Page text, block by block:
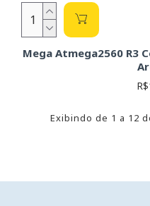
Mega Atmega2560 R3
Exibindo de 1 a 12